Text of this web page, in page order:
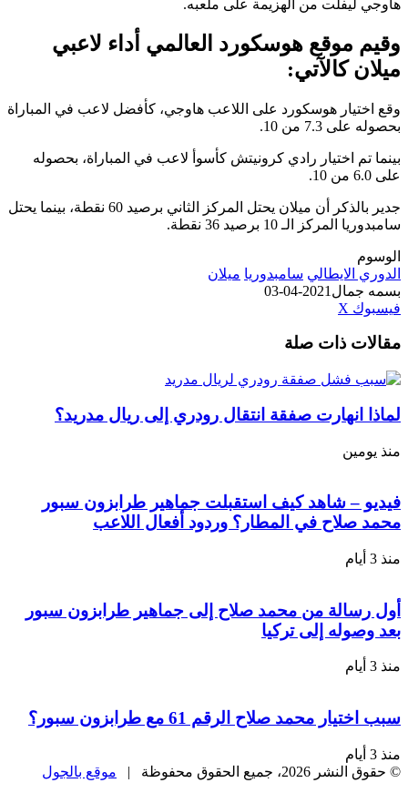
هاوجي ليفلت من الهزيمة على ملعبه.
وقيم موقع هوسكورد العالمي أداء لاعبي
ميلان كالآتي:
وقع اختيار هوسكورد على اللاعب هاوجي، كأفضل لاعب في المباراة
بحصوله على 7.3 من 10.
بينما تم اختيار رادي كرونيتش كأسوأ لاعب في المباراة، بحصوله
على 6.0 من 10.
جدير بالذكر أن ميلان يحتل المركز الثاني برصيد 60 نقطة، بينما يحتل
سامبدوريا المركز الـ 10 برصيد 36 نقطة.
الوسوم
الدوري الايطالي سامبدوريا ميلان
بسمه جمال 2021-04-03
فيسبوك ‫X
البريد
مقالات ذات صلة
لماذا انهارت صفقة انتقال رودري إلى ريال مدريد؟
منذ يومين
فيديو – شاهد كيف استقبلت جماهير طرابزون سبور
محمد صلاح في المطار؟ وردود أفعال اللاعب
منذ 3 أيام
أول رسالة من محمد صلاح إلى جماهير طرابزون سبور
بعد وصوله إلى تركيا
منذ 3 أيام
سبب اختيار محمد صلاح الرقم 61 مع طرابزون سبور؟
منذ 3 أيام
© حقوق النشر 2026، جميع الحقوق محفوظة |
موقع بالجول